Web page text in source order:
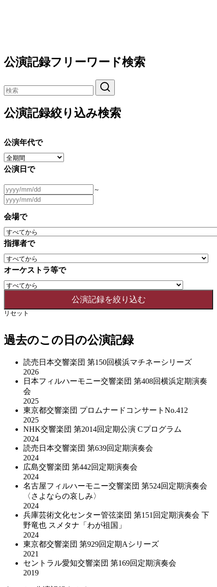
公演記録フリーワード検索
公演記録絞り込み検索
公演年代で
公演日で
～
会場で
指揮者で
オーケストラ等で
リセット
過去のこの日の公演記録
読売日本交響楽団 第150回横浜マチネーシリーズ
2026
日本フィルハーモニー交響楽団 第408回横浜定期演奏
会
2025
東京都交響楽団 プロムナードコンサートNo.412
2025
NHK交響楽団 第2014回定期公演 Cプログラム
2024
読売日本交響楽団 第639回定期演奏会
2024
広島交響楽団 第442回定期演奏会
2024
名古屋フィルハーモニー交響楽団 第524回定期演奏会
〈さよならの哀しみ〉
2024
兵庫芸術文化センター管弦楽団 第151回定期演奏会 下
野竜也 スメタナ「わが祖国」
2024
東京都交響楽団 第929回定期Aシリーズ
2021
セントラル愛知交響楽団 第169回定期演奏会
2019